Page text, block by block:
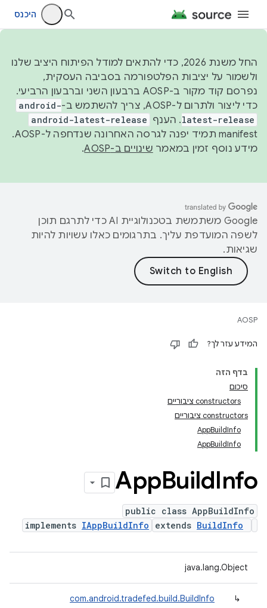
היכנס
החל משנת 2026, כדי להתאים למודל הפיתוח היציב שלנו
ולשמור על יציבות הפלטפורמה בסביבה העסקית,
נפרסם קוד מקור ב-AOSP ברבעון השני וברבעון הרביעי.
כדי ליצור ולתרום ל-AOSP, צריך להשתמש ב-
android-
latest-release. הענף android-latest-release
manifest תמיד יפנה לגרסה האחרונה שנדחפה ל-AOSP.
מידע נוסף זמין במאמר שינויים ב-AOSP .
‫Google משתמשת בטכנולוגיית AI כדי לתרגם תוכן
לשפה המועדפת עליך. בתרגומים כאלו עשויות להיות
שגיאות.
AOSP
המידע עזר לך?
בדף הזה
סיכום
‫constructors ציבוריים
‫constructors ציבוריים
AppBuildInfo
AppBuildInfo
AppBuildInfo
public class AppBuildInfo
extends BuildInfo
implements IAppBuildInfo
java.lang.Object
↳
com.android.tradefed.build.BuildInfo